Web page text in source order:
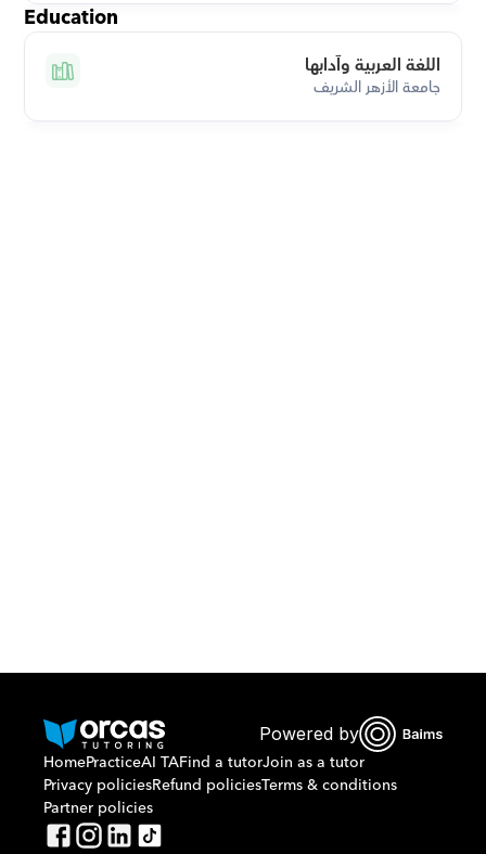
Education
اللغة العربية وآدابها
جامعة الأزهر الشريف
Or call us on
Powered by
HomePracticeAI TAFind a tutorJoin as a tutor
Privacy policiesRefund policiesTerms & conditions
Partner policies